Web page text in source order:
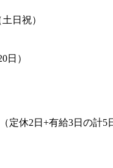
日祝）
日）
定休2日+有給3日の計5